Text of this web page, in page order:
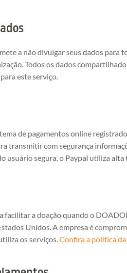
a não divulgar seus dados para
Todos os dados
este serviço.
de pagamentos online
transmitir com segurança
usuário segura, o Paypal utiliza alta
a doação quando o
Unidos. A empresa é
os serviços.Confira a política